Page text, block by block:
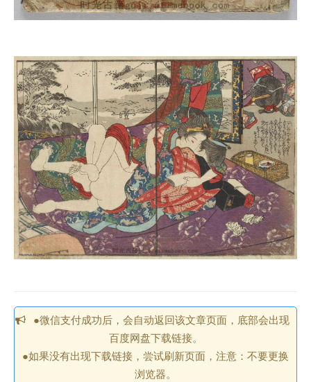
●微信支付成功后，会自动返回该文章页面，底部会出现
百度网盘下载链接。
●如果没有出现下载链接，尝试刷新页面，注意：不要更换
浏览器。